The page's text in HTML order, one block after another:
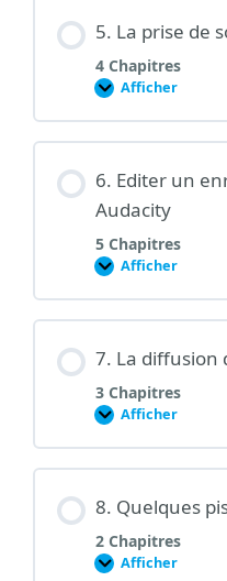
5. La prise de
4 Chapitres
Afficher
5.
prise
de
6. Editer un
Audacity
5 Chapitres
Afficher
6.
un
Audacity
7. La diffusion
3 Chapitres
Afficher
7.
diffusion
des
8. Quelques
2 Chapitres
Afficher
8.